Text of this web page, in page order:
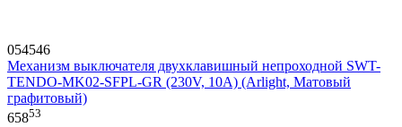
054546
Механизм выключателя двухклавишный непроходной SWT-
TENDO-MK02-SFPL-GR (230V, 10A) (Arlight, Матовый
графитовый)
65853